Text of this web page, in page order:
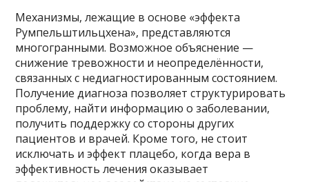
Механизмы, лежащие в основе «эффекта
Румпельштильцхена», представляются
многогранными. Возможное объяснение —
снижение тревожности и неопределённости,
связанных с недиагностированным состоянием.
Получение диагноза позволяет структурировать
проблему, найти информацию о заболевании,
получить поддержку со стороны других
пациентов и врачей. Кроме того, не стоит
исключать и эффект плацебо, когда вера в
эффективность лечения оказывает